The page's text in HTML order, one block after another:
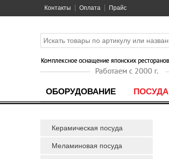
Контакты Оплата Прайс
ОБОРУДОВАНИЕ ПОСУДА
Керамическая посуда
Меламиновая посуда